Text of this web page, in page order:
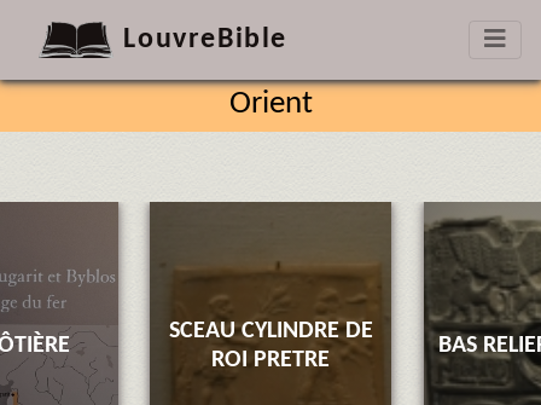
LouvreBible
Orient
SCEAU CYLINDRE DE
ROI PRETRE
BAS